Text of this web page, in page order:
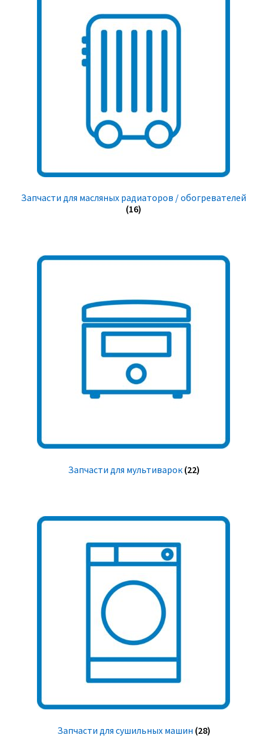
Запчасти для масляных радиаторов / обогревателей
(16)
Запчасти для мультиварок (22)
Запчасти для сушильных машин (28)